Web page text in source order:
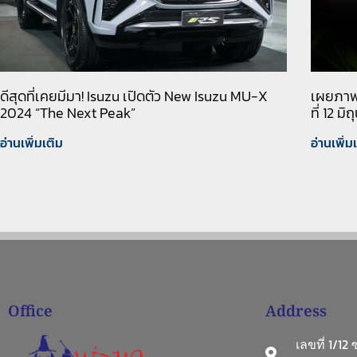
ดีสุดที่เคยมีมา! Isuzu เปิดตัว New Isuzu MU-X
2024 “The Next Peak”
อ่านเพิ่มเติม
เผยภา
ที่ 12 มิ
อ่านเพิ่ม
Office Address
เลขที่ 1/